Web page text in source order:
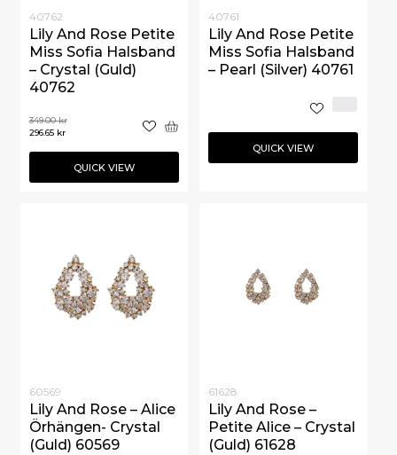
40762
Lily And Rose Petite
Miss Sofia Halsband
– Crystal (Guld)
40762
349.00kr
296.65 kr
QUICK VIEW
40761
Lily And Rose Petite
Miss Sofia Halsband
– Pearl (Silver) 40761
QUICK VIEW
60569
Lily And Rose – Alice
Örhängen- Crystal
(Guld) 60569
61628
Lily And Rose –
Petite Alice – Crystal
(Guld) 61628